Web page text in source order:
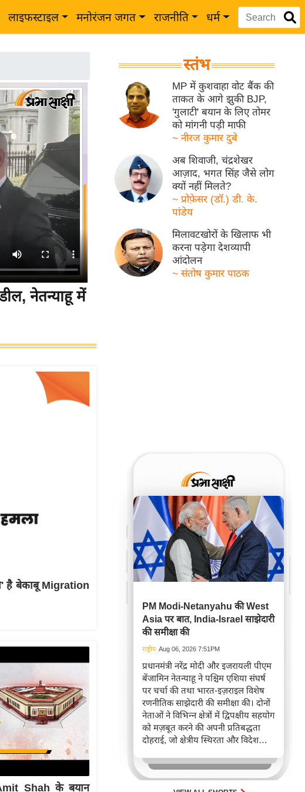
लाइफस्टाइल मनोरंजन जगत राजनीति धर्म
नेतन्याहू में
है बेकाबू Migration
Shah के बयान
स्तंभ
MP में कुशवाहा वोट बैंक की
ताकत के आगे झुकी BJP,
'गुलाटी' बयान के लिए तोमर
को मांगनी पड़ी माफी
~ नीरज कुमार दुबे
अब शिवाजी, चंद्रशेखर
आज़ाद, भगत सिंह जैसे लोग
क्यों नहीं मिलते?
~ प्रोफ़ेसर (डॉ.) डी. के.
पांडेय
मिलावटखोरों के खिलाफ भी
करना पड़ेगा देशव्यापी
आंदोलन
~ संतोष कुमार पाठक
PM Modi-Netanyahu की West
Asia पर बात, India-Israel साझेदारी
की समीक्षा की
राष्ट्रीय Aug 06, 2026 7:51PM
प्रधानमंत्री नरेंद्र मोदी और इजरायली पीएम
बेंजामिन नेतन्याहू ने पश्चिम एशिया संघर्ष
पर चर्चा की तथा भारत-इज़राइल विशेष
रणनीतिक साझेदारी की समीक्षा की। दोनों
नेताओं ने विभिन्न क्षेत्रों में द्विपक्षीय सहयोग
को मज़बूत करने की अपनी प्रतिबद्धता
दोहराई, जो क्षेत्रीय स्थिरता और विदेश
करता है।